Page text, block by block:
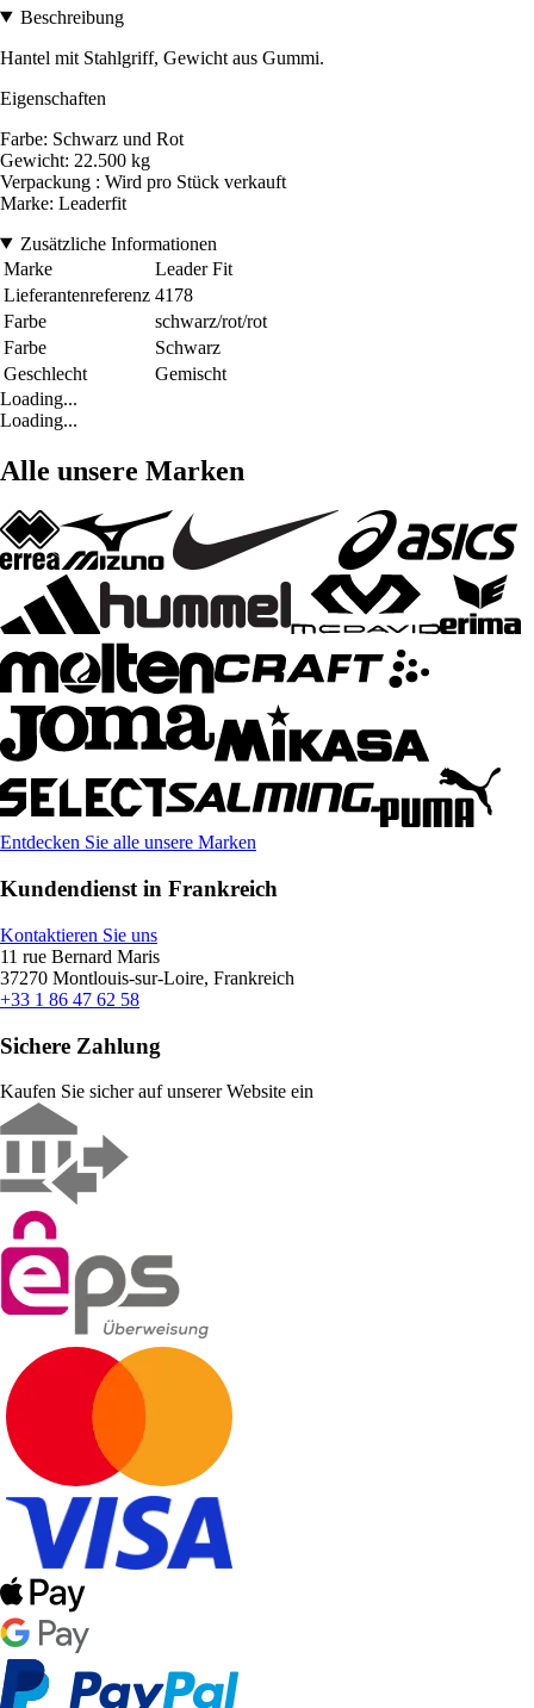
Beschreibung
Hantel mit Stahlgriff, Gewicht aus Gummi.
Eigenschaften
Farbe: Schwarz und Rot
Gewicht: 22.500 kg
Verpackung : Wird pro Stück verkauft
Marke: Leaderfit
Zusätzliche Informationen
Marke
Leader Fit
Lieferantenreferenz 4178
Farbe
schwarz/rot/rot
Farbe
Schwarz
Geschlecht
Gemischt
Loading...
Loading...
Alle unsere Marken
Entdecken Sie alle unsere Marken
Kundendienst in Frankreich
Kontaktieren Sie uns
11 rue Bernard Maris
37270 Montlouis-sur-Loire, Frankreich
+33 1 86 47 62 58
Sichere Zahlung
Kaufen Sie sicher auf unserer Website ein